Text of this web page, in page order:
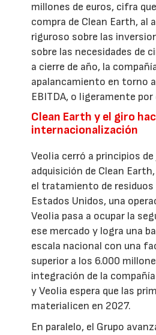
millones de euros, cifra
compra de Clean Earth, al
riguroso sobre las
sobre las necesidades de
a cierre de año, la
apalancamiento en torno
EBITDA, o ligeramente por
Clean Earth y el giro
internacionalización
Veolia cerró a principios de
adquisición de Clean
el tratamiento de
Estados Unidos, una
Veolia pasa a ocupar la
ese mercado y logra una
escala nacional con una
superior a los 6.000
integración de la
y Veolia espera que las
materialicen en 2027.
En paralelo, el Grupo